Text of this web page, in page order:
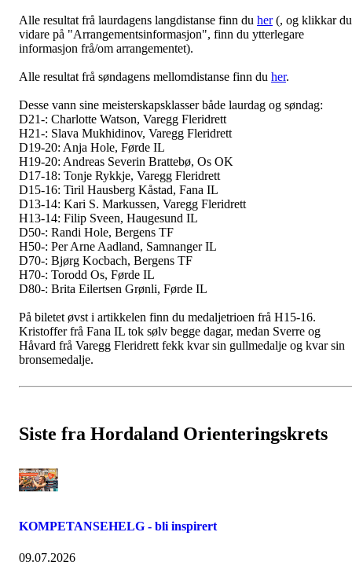
Alle resultat frå laurdagens langdistanse finn du her(, og klikkar du
vidare på "Arrangementsinformasjon", finn du ytterlegare
informasjon frå/om arrangementet).
Alle resultat frå søndagens mellomdistanse finn du her.
Desse vann sine meisterskapsklasser både laurdag og søndag:
D21-: Charlotte Watson, Varegg Fleridrett
H21-: Slava Mukhidinov, Varegg Fleridrett
D19-20: Anja Hole, Førde IL
H19-20: Andreas Severin Brattebø, Os OK
D17-18: Tonje Rykkje, Varegg Fleridrett
D15-16: Tiril Hausberg Kåstad, Fana IL
D13-14: Kari S. Markussen, Varegg Fleridrett
H13-14: Filip Sveen, Haugesund IL
D50-: Randi Hole, Bergens TF
H50-: Per Arne Aadland, Samnanger IL
D70-: Bjørg Kocbach, Bergens TF
H70-: Torodd Os, Førde IL
D80-: Brita Eilertsen Grønli, Førde IL
På biletet øvst i artikkelen finn du medaljetrioen frå H15-16.
Kristoffer frå Fana IL tok sølv begge dagar, medan Sverre og
Håvard frå Varegg Fleridrett fekk kvar sin gullmedalje og kvar sin
bronsemedalje.
Siste fra Hordaland Orienteringskrets
KOMPETANSEHELG - bli inspirert
09.07.2026